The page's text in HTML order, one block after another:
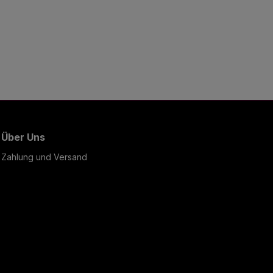
Über Uns
Zahlung und Versand